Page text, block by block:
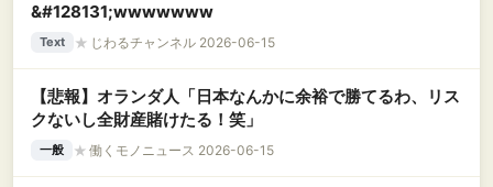
&#128131;wwwwwww
Text ★ じわるチャンネル 2026-06-15
【悲報】オランダ人「日本なんかに余裕で勝てるわ、リス
クないし全財産賭けたる！笑」
一般 ★ 働くモノニュース 2026-06-15